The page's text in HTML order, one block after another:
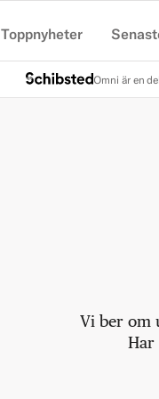
Toppnyheter
Omni är en
Vi ber om
Har